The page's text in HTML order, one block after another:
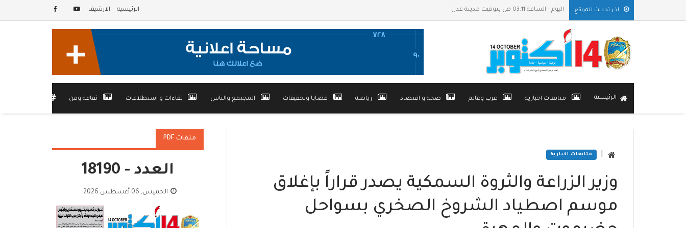
اخر تحديث للموقع اليوم - الساعة 03:11 ص بتوقيت مدينة عدن الرئيسيه الارشيف
الرئيسية متابعات اخبارية عرب وعالم صحة و اقتصاد رياضة قضايا وتحقيقات المجتمع والناس لقاءات و استطلاعات ثقافة وفن
متابعات اخبارية
وزير الزراعة والثروة السمكية يصدر قراراً بإغلاق
موسم اصطياد الشروخ الصخري بسواحل
ملفات PDF
العدد - 18190
الخميس, 06 أغسطس 2026